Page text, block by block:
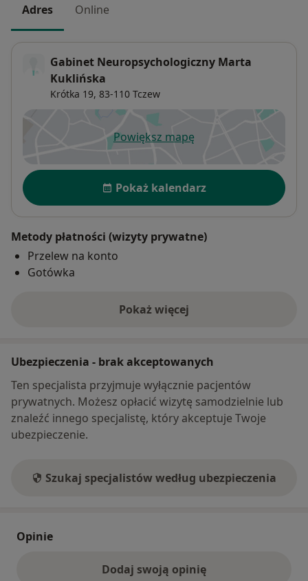
Adres Online
Gabinet Neuropsychologiczny Marta
Kuklińska
Krótka 19, 83-110 Tczew
Powiększ mapęotwiera się w nowej karcie
Dostępność
Pokaż kalendarz
Metody płatności (wizyty prywatne)
Przelew na konto
Gotówka
Pokaż więcej
o adresie
Ubezpieczenia - brak akceptowanych
Ten specjalista przyjmuje wyłącznie pacjentów
prywatnych. Możesz opłacić wizytę samodzielnie lub
znaleźć innego specjalistę, który akceptuje Twoje
ubezpieczenie.
Szukaj specjalistów według ubezpieczenia
Opinie
Dodaj swoją opinię